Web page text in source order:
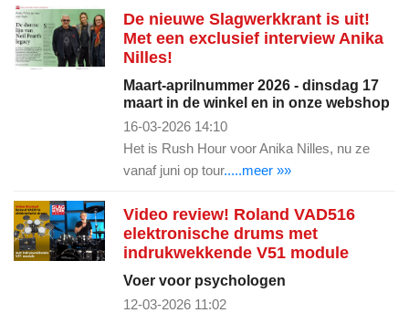
De nieuwe Slagwerkkrant is uit!
Met een exclusief interview Anika
Nilles!
Maart-aprilnummer 2026 - dinsdag 17
maart in de winkel en in onze webshop
16-03-2026 14:10
Het is Rush Hour voor Anika Nilles, nu ze
vanaf juni op tour.....meer »»
Video review! Roland VAD516
elektronische drums met
indrukwekkende V51 module
Voer voor psychologen
12-03-2026 11:02